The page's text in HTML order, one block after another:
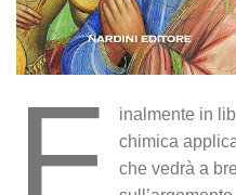
F
inalmente in
chimica
che vedrà a